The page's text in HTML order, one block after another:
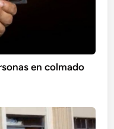
en colmado